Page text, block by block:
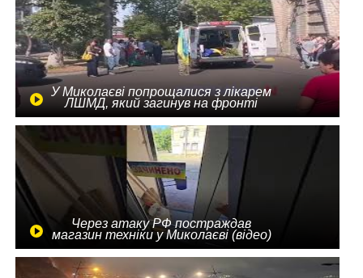
У Миколаєві попрощалися з лікарем
ЛШМД, який загинув на фронті
Через атаку РФ постраждав
магазин техніки у Миколаєві (відео)